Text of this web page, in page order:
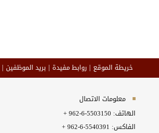
خريطة الموقع روابط مفيدة بريد الموظفين
معلومات الاتصال
الهاتف: + 962-6-5503150
الفاكس: + 962-6-5540391